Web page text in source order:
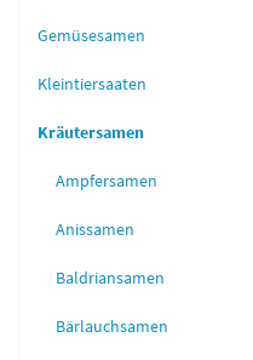
Gemüsesamen
Kleintiersaaten
Kräutersamen
Ampfersamen
Anissamen
Baldriansamen
Bärlauchsamen